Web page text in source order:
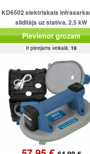
KD6502 elektriskais
sildītājs uz statīva, 2,5 kW
Pievienot grozam
Ir pieejams veikalā: 10